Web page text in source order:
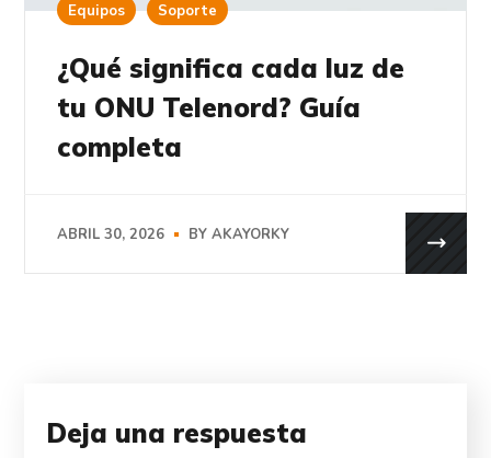
Equipos Soporte
¿Qué significa cada luz de
tu ONU Telenord? Guía
completa
ABRIL 30, 2026 BYAKAYORKY
Deja una respuesta